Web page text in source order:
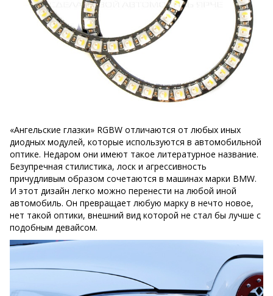
«Ангельские глазки» RGBW отличаются от любых иных
диодных модулей, которые используются в автомобильной
оптике. Недаром они имеют такое литературное название.
Безупречная стилистика, лоск и агрессивность
причудливым образом сочетаются в машинах марки BMW.
И этот дизайн легко можно перенести на любой иной
автомобиль. Он превращает любую марку в нечто новое,
нет такой оптики, внешний вид которой не стал бы лучше с
подобным девайсом.